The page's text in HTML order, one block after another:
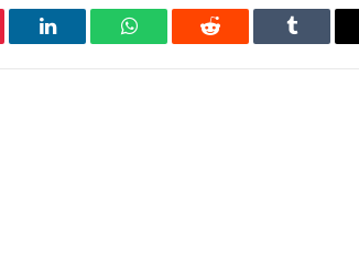
LinkedIn WhatsAppReddit Tumblr